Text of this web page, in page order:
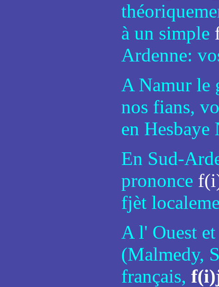
à un simple
Ardenne:
A Namur le
nos fians,
en Hesbaye
En Sud-
prononce
fjèt
A l' Ouest
(Malmedy,
français,